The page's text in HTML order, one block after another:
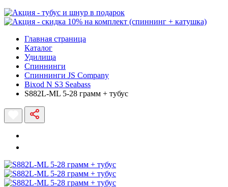
Главная страница
Каталог
Удилища
Спиннинги
Спиннинги JS Company
Bixod N S3 Seabass
S882L-ML 5-28 грамм + тубус